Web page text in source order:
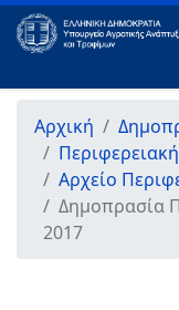
Αρχική
Αρχείο
Δημοπρασία
2017